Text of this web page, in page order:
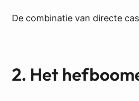
De combinatie van directe
2. Het